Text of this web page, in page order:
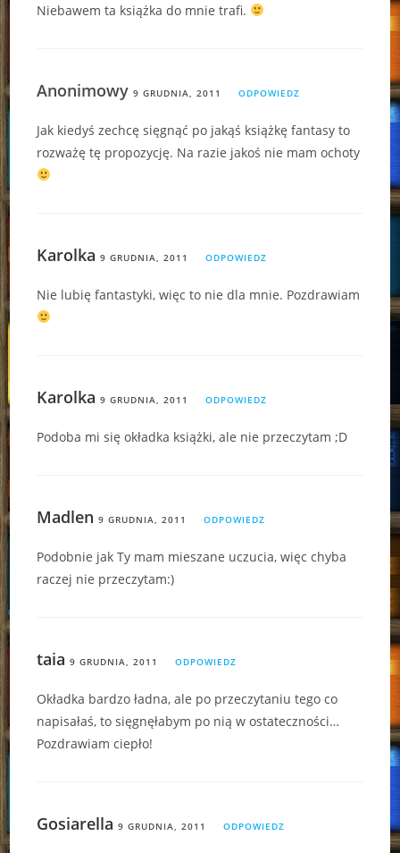
Niebawem ta książka do mnie trafi.
Anonimowy9 GRUDNIA, 2011 ODPOWIEDZ
Jak kiedyś zechcę sięgnąć po jakąś książkę fantasy to
rozważę tę propozycję. Na razie jakoś nie mam ochoty
Karolka 9 GRUDNIA, 2011 ODPOWIEDZ
Nie lubię fantastyki, więc to nie dla mnie. Pozdrawiam
Karolka 9 GRUDNIA, 2011 ODPOWIEDZ
Podoba mi się okładka książki, ale nie przeczytam ;D
Madlen 9 GRUDNIA, 2011 ODPOWIEDZ
Podobnie jak Ty mam mieszane uczucia, więc chyba
raczej nie przeczytam:)
taia 9 GRUDNIA, 2011 ODPOWIEDZ
Okładka bardzo ładna, ale po przeczytaniu tego co
napisałaś, to sięgnęłabym po nią w ostateczności…
Pozdrawiam ciepło!
Gosiarella 9 GRUDNIA, 2011 ODPOWIEDZ